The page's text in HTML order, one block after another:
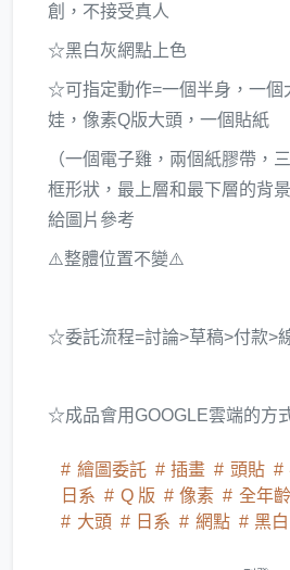
創，不接受真人
☆黑白灰網點上色
☆可指定動作=一個半身，一個
娃，像素Q版大頭，一個貼紙
（一個電子雞，兩個紙膠帶，
框形狀，最上層和最下層的背
給圖片參考
⚠️整體位置不變⚠️
☆委託流程=討論>草稿>付款>
☆成品會用GOOGLE雲端的方
繪圖委託 插畫 頭貼
日系
Q 版 像素 全年
大頭
日系 網點 黑白